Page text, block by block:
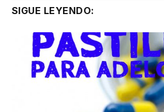
SIGUE LEYENDO: